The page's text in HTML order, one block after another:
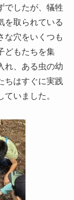
でしたが、犠牲
を取られている
な穴をいくつも
どもたちを集
れ、ある虫の幼
ちはすぐに実践
いました。